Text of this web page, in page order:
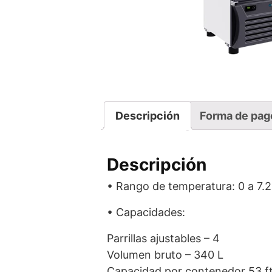
Descripción Forma de
Descripción
• Rango de temperatura: 0 a 7.2
• Capacidades:
Parrillas ajustables – 4
Volumen bruto – 340 L